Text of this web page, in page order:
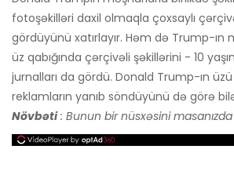
fotoşəkilləri daxil olmaqla çoxsaylı
gördüyünü xatırlayır. Həm də Trump-ın
üz qabığında çərçivəli şəkillərini - 10
jurnalları da gördü. Donald Trump-ın
reklamların yanıb söndüyünü də görə
Növbəti : Bunun bir nüsxəsini